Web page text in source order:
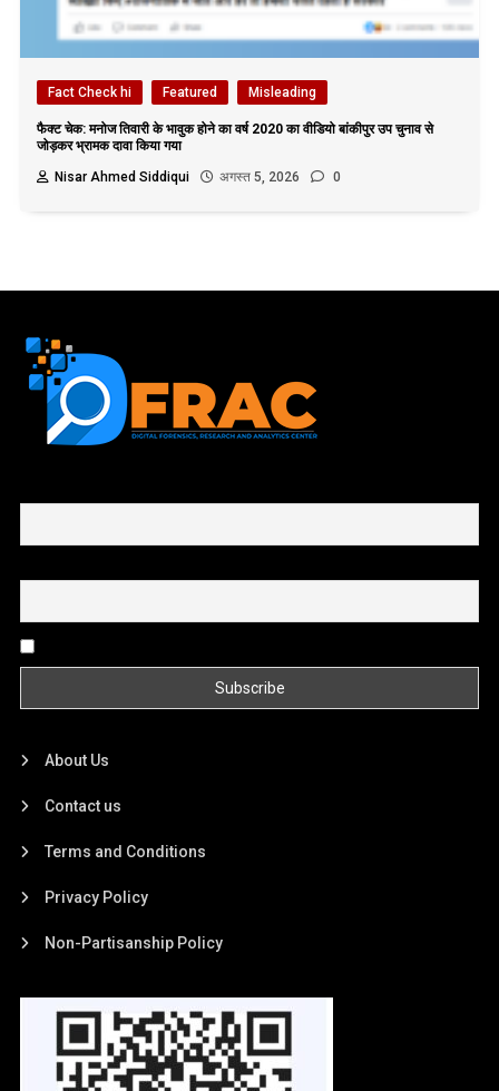
Fact Check hi Featured Misleading
फैक्ट चेक: मनोज तिवारी के भावुक होने का वर्ष 2020 का वीडियो बांकीपुर उप चुनाव से
जोड़कर भ्रामक दावा किया गया
Nisar Ahmed Siddiqui
अगस्त 5, 2026 0
About Us
Contact us
Terms and Conditions
Privacy Policy
Non-Partisanship Policy